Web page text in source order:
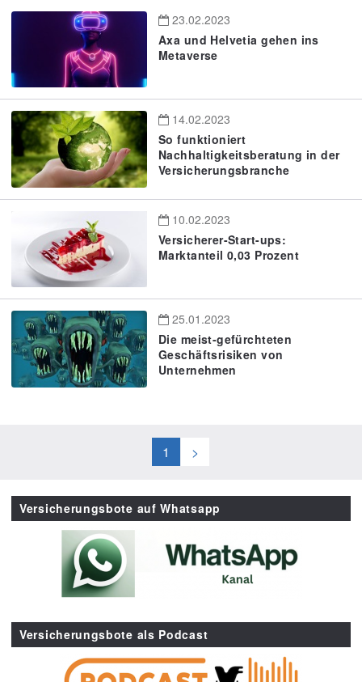
23.02.2023
Axa und Helvetia gehen ins
Metaverse
14.02.2023
So funktioniert
Nachhaltigkeitsberatung in der
Versicherungsbranche
10.02.2023
Versicherer-Start-ups:
Marktanteil 0,03 Prozent
25.01.2023
Die meist-gefürchteten
Geschäftsrisiken von
Unternehmen
1 >
Versicherungsbote auf Whatsapp
Versicherungsbote als Podcast